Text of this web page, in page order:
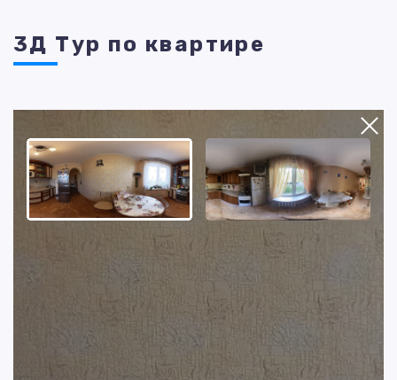
3Д Тур по квартире